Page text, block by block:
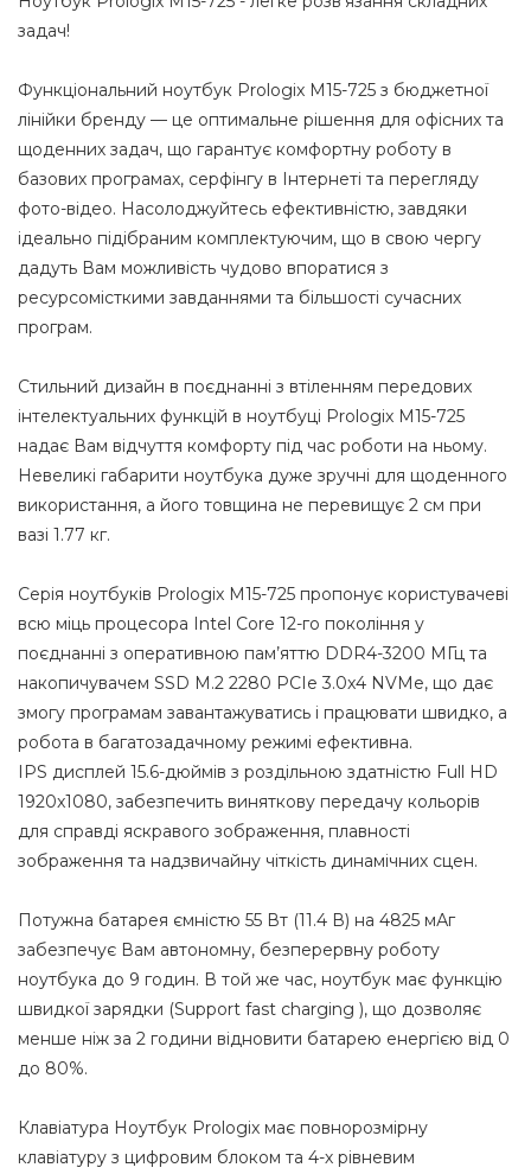
задач!
Функціональний ноутбук Prologix M15-725 з бюджетної
лінійки бренду — це оптимальне рішення для офісних та
щоденних задач, що гарантує комфортну роботу в
базових програмах, серфінгу в Інтернеті та перегляду
фото-вiдео. Насолоджуйтесь ефективністю, завдяки
ідеально підібраним комплектуючим, що в свою чергу
дадуть Вам можливість чудово впоратися з
ресурсомісткими завданнями та більшості сучасних
програм.
Стильний дизайн в поєднанні з втіленням передових
інтелектуальних функцій в ноутбуці Prologix M15-725
надає Вам відчуття комфорту під час роботи на ньому.
Невеликі габарити ноутбука дуже зручні для щоденного
використання, а його товщина не перевищує 2 см при
вазі 1.77 кг.
Серія ноутбуків Prologix M15-725 пропонує користувачеві
всю міць процесора Intel Core 12-го покоління у
поєднанні з оперативною пам’яттю DDR4-3200 МГц та
накопичувачем SSD M.2 2280 PCIe 3.0x4 NVMe, що дає
змогу програмам завантажуватись і працювати швидко, а
робота в багатозадачному режимі ефективна.
IPS дисплей 15.6-дюймів з роздільною здатністю Full HD
1920x1080, забезпечить виняткову передачу кольорів
для справді яскравого зображення, плавності
зображення та надзвичайну чіткість динамічних сцен.
Потужна батарея ємністю 55 Вт (11.4 В) на 4825 мАг
забезпечує Вам автономну, безперервну роботу
ноутбука до 9 годин. В той же час, ноутбук має функцію
швидкої зарядки (Support fast charging ), що дозволяє
менше ніж за 2 години відновити батарею енергією від 0
до 80%.
Клавіатура Ноутбук Prologix має повнорозмірну
клавіатуру з цифровим блоком та 4-х рівневим